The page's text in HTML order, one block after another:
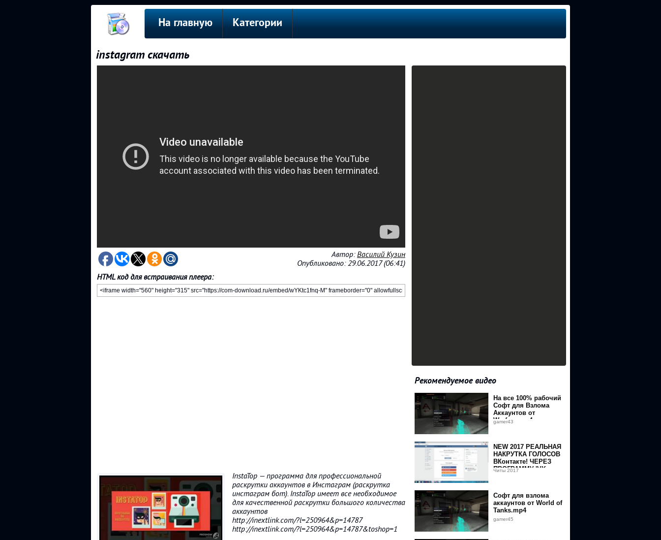
На главную Категории
instagram скачать
Автор:Василий Кузин
Опубликовано: 29.06.2017 (06:41)
HTML код для встраивания плеера:
InstaTop — программа для профессиональной
раскрутки аккаунтов в Инстаграм (раскрутка
инстаграм бот). InstaTop имеет все необходимое
для качественной раскрутки большого количества
аккаунтов
http://inextlink.com/?l=250964&p=14787
http://inextlink.com/?l=250964&p=14787&toshop=1
Рекомендуемое видео
На все 100% рабочий
Софт для Взлома
Аккаунтов от
Warface.mp4
gamer43
NEW 2017 РЕАЛЬНАЯ
НАКРУТКА ГОЛОСОВ
ВКонтакте! ЧЕРЕЗ
ПРОГРАММУ 'VK
Читы 2017
Софт для взлома
аккаунтов от World of
Tanks.mp4
gamer45